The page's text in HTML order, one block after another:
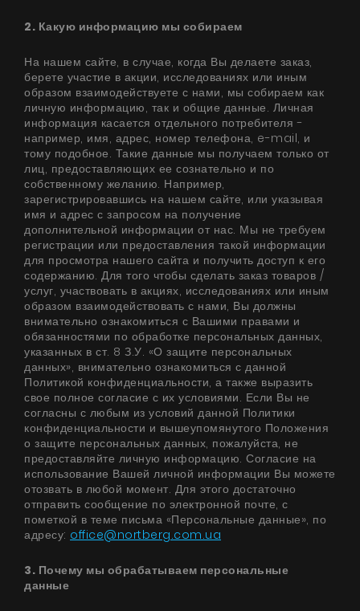
2. Какую информацию мы собираем
На нашем сайте, в случае, когда Вы делаете заказ,
берете участие в акции, исследованиях или иным
образом взаимодействуете с нами, мы собираем как
личную информацию, так и общие данные. Личная
информация касается отдельного потребителя -
например, имя, адрес, номер телефона, e-mail, и
тому подобное. Такие данные мы получаем только от
лиц, предоставляющих ее сознательно и по
собственному желанию. Например,
зарегистрировавшись на нашем сайте, или указывая
имя и адрес с запросом на получение
дополнительной информации от нас. Мы не требуем
регистрации или предоставления такой информации
для просмотра нашего сайта и получить доступ к его
содержанию. Для того чтобы сделать заказ товаров /
услуг, участвовать в акциях, исследованиях или иным
образом взаимодействовать с нами, Вы должны
внимательно ознакомиться с Вашими правами и
обязанностями по обработке персональных данных,
указанных в ст. 8 З.У. «О защите персональных
данных», внимательно ознакомиться с данной
Политикой конфиденциальности, а также выразить
свое полное согласие с их условиями. Если Вы не
согласны с любым из условий данной Политики
конфиденциальности и вышеупомянутого Положения
о защите персональных данных, пожалуйста, не
предоставляйте личную информацию. Согласие на
использование Вашей личной информации Вы можете
отозвать в любой момент. Для этого достаточно
отправить сообщение по электронной почте, с
пометкой в ​​теме письма «Персональные данные», по
адресу: office@nortberg.com.ua
3. Почему мы обрабатываем персональные
данные